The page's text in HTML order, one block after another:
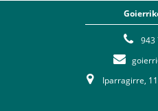
943
Iparragirre, 11